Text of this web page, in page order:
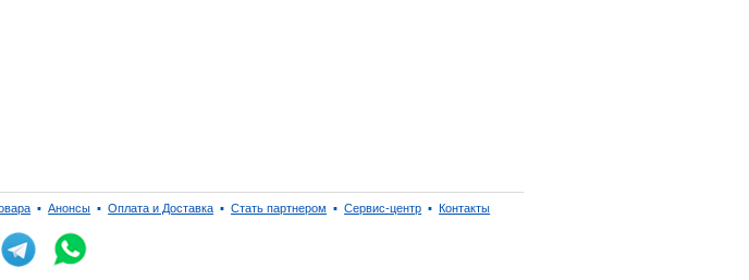
▪ Анонсы ▪ Оплата и Доставка ▪ Стать партнером ▪ Сервис-центр ▪ Контакты